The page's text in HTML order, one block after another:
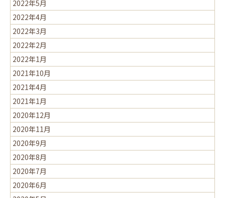
2022年5月
2022年4月
2022年3月
2022年2月
2022年1月
2021年10月
2021年4月
2021年1月
2020年12月
2020年11月
2020年9月
2020年8月
2020年7月
2020年6月